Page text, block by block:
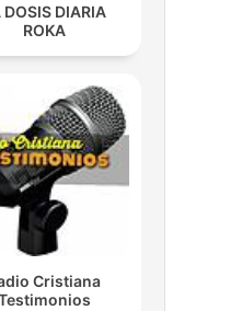
DOSIS DIARIA
ROKA
Cristiana